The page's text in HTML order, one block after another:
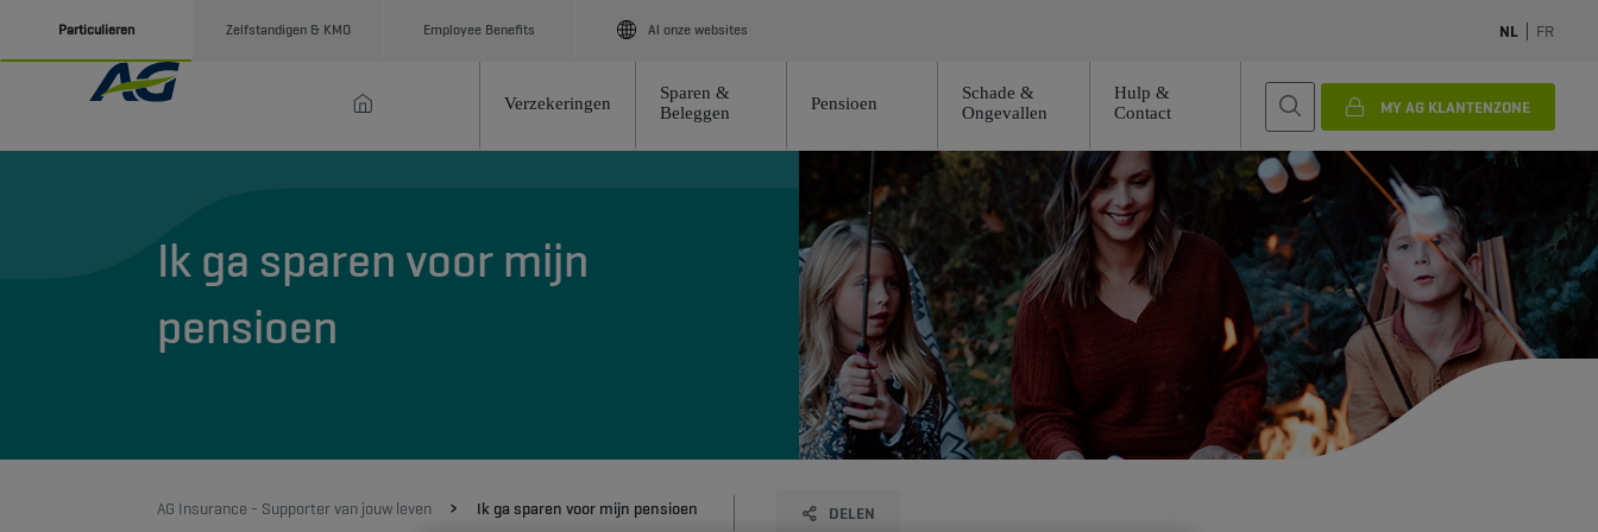
Particulieren Zelfstandigen & KMO Employee Benefits Al onze websites NL FR
Verzekeringen
Sparen &
Beleggen
Pensioen
Schade &
Ongevallen
Hulp &
Contact
MY AG KLANTENZONE
Ik ga sparen voor mijn
pensioen
AG Insurance - Supporter van jouw leven Ik ga sparen voor mijn pensioen DELEN